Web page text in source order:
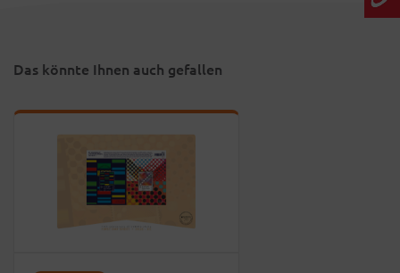
Das könnte Ihnen auch gefallen